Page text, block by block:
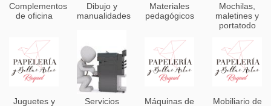
Complementos
de oficina
Dibujo y
manualidades
Materiales
pedagógicos
Mochilas,
maletines y
portatodo
Juguetes y
Servicios
Máquinas de
Mobiliario de